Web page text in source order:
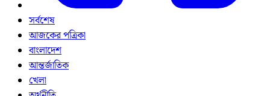
সর্বশেষ
আজকের পত্রিকা
বাংলাদেশ
আন্তর্জাতিক
খেলা